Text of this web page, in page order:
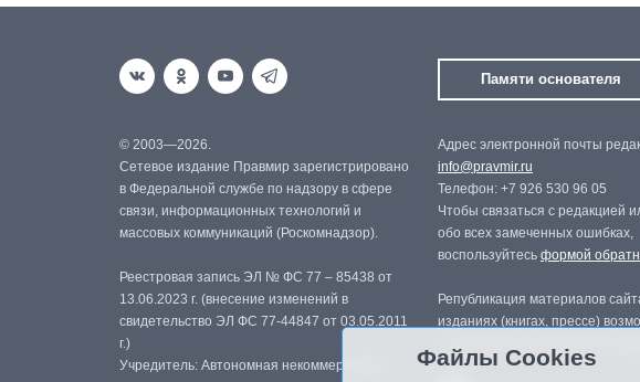
Памяти основателя
© 2003—2026.
Сетевое издание Правмир зарегистрировано
в Федеральной службе по надзору в сфере
связи, информационных технологий и
массовых коммуникаций (Роскомнадзор).
Реестровая запись ЭЛ № ФС 77 – 85438 от
13.06.2023 г. (внесение изменений в
свидетельство ЭЛ ФС 77-44847 от 03.05.2011
г.)
Учредитель: Автономная некоммерческая
Адрес электронной почты
info@pravmir.ru
Телефон: +7 926 530 96 05
Чтобы связаться с редакцией
обо всех замеченных ошибках,
воспользуйтесь формой
Републикация материалов
изданиях (книгах, прессе)
Файлы Cookies